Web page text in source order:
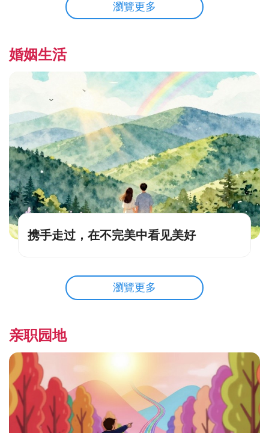
瀏覽更多
婚姻生活
携手走过，在不完美中看见美好
瀏覽更多
亲职园地